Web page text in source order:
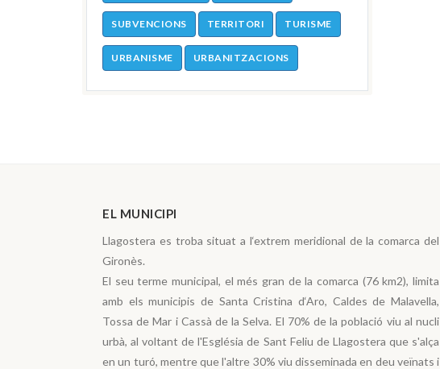
SUBVENCIONS TERRITORI TURISME
URBANISME URBANITZACIONS
EL MUNICIPI
Llagostera es troba situat a l‘extrem meridional de la comarca del
Gironès.
El seu terme municipal, el més gran de la comarca (76 km2), limita
amb els municipis de Santa Cristina d‘Aro, Caldes de Malavella,
Tossa de Mar i Cassà de la Selva. El 70% de la població viu al nucli
urbà, al voltant de l'Església de Sant Feliu de Llagostera que s'alça
en un turó, mentre que l'altre 30% viu disseminada en deu veïnats i